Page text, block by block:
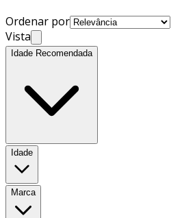
Ordenar por
Vista
Idade Recomendada
Idade
Marca